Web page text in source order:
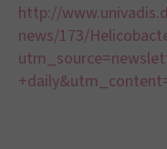
http://
news/173/